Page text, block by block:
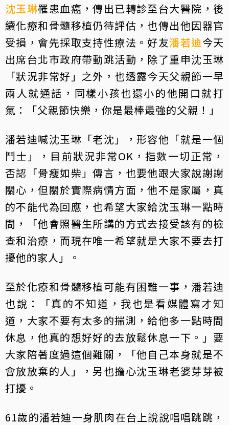
沈玉琳罹患血癌，傳出已轉診至台大醫院，後
續化療和骨髓移植仍待評估，也傳出他因器官
受損，會先採取支持性療法。好友潘若迪今天
出席台北市政府帶動跳活動，除了重申沈玉琳
「狀況非常好」之外，也透露今天父親節一早
兩人就通話，同樣小孩也還小的他開口就打
氣：「父親節快樂，你是最棒最強的父親！」
潘若迪喊沈玉琳「老沈」，形容他「就是一個
鬥士」，目前狀況非常OK，指數一切正常，
否認「骨瘦如柴」傳言，也要他跟大家說謝謝
關心，但關於實際病情方面，他不是家屬，真
的不能代為回應，也希望大家給沈玉琳一點時
間，「他會照醫生所講的方式去接受該有的檢
查和治療，而現在唯一希望就是大家不要去打
擾他的家人」。
至於化療和骨髓移植可能有困難一事，潘若迪
也說：「真的不知道，我也是看媒體寫才知
道，大家不要有太多的揣測，給他多一點時間
休息，他真的想好好的去放鬆休息一下。」要
大家陪著度過這個難關，「他自己本身就是不
會放放棄的人」，另也擔心沈玉琳老婆芽芽被
打擾。
61歲的潘若迪一身肌肉在台上說說唱唱跳跳，